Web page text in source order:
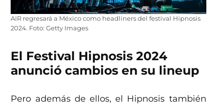
AIR regresará a México como headliners del festival Hipnosis
2024. Foto: Getty Images
El Festival Hipnosis 2024
anunció cambios en su lineup
Pero además de ellos, el Hipnosis también